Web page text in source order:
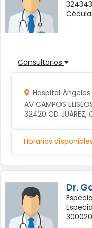
Consultorios
Hospital
AV CAMPOS
32420 CD JUÁREZ,
Horarios
Dr.